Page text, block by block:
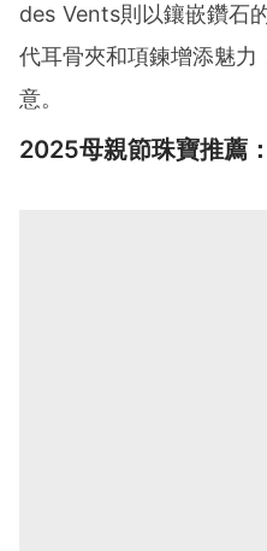
des Vents則以鑲嵌鑽石
代耳骨夾和項鍊增添魅
意。
2025母親節珠寶推薦